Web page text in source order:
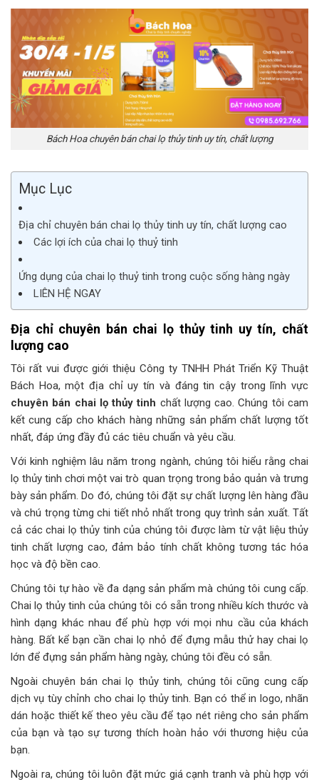
Bách Hoa chuyên bán chai lọ thủy tinh uy tín, chất lượng
Mục Lục
Địa chỉ chuyên bán chai lọ thủy tinh uy tín, chất lượng cao
Các lợi ích của chai lọ thuỷ tinh
Ứng dụng của chai lọ thuỷ tinh trong cuộc sống hàng ngày
LIÊN HỆ NGAY
Địa chỉ chuyên bán chai lọ thủy tinh uy tín, chất
lượng cao
Tôi rất vui được giới thiệu Công ty TNHH Phát Triển Kỹ Thuật
Bách Hoa, một địa chỉ uy tín và đáng tin cậy trong lĩnh vực
chuyên bán chai lọ thủy tinh chất lượng cao. Chúng tôi cam
kết cung cấp cho khách hàng những sản phẩm chất lượng tốt
nhất, đáp ứng đầy đủ các tiêu chuẩn và yêu cầu.
Với kinh nghiệm lâu năm trong ngành, chúng tôi hiểu rằng chai
lọ thủy tinh chơi một vai trò quan trọng trong bảo quản và trưng
bày sản phẩm. Do đó, chúng tôi đặt sự chất lượng lên hàng đầu
và chú trọng từng chi tiết nhỏ nhất trong quy trình sản xuất. Tất
cả các chai lọ thủy tinh của chúng tôi được làm từ vật liệu thủy
tinh chất lượng cao, đảm bảo tính chất không tương tác hóa
học và độ bền cao.
Chúng tôi tự hào về đa dạng sản phẩm mà chúng tôi cung cấp.
Chai lọ thủy tinh của chúng tôi có sẵn trong nhiều kích thước và
hình dạng khác nhau để phù hợp với mọi nhu cầu của khách
hàng. Bất kể bạn cần chai lọ nhỏ để đựng mẫu thử hay chai lọ
lớn để đựng sản phẩm hàng ngày, chúng tôi đều có sẵn.
Ngoài chuyên bán chai lọ thủy tinh, chúng tôi cũng cung cấp
dịch vụ tùy chỉnh cho chai lọ thủy tinh. Bạn có thể in logo, nhãn
dán hoặc thiết kế theo yêu cầu để tạo nét riêng cho sản phẩm
của bạn và tạo sự tương thích hoàn hảo với thương hiệu của
bạn.
Ngoài ra, chúng tôi luôn đặt mức giá cạnh tranh và phù hợp với